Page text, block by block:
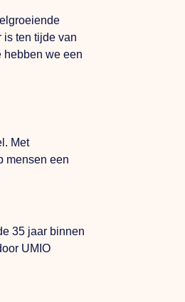
is ten tijde van
hebben we een
Met
mensen een
35 jaar binnen
UMIO